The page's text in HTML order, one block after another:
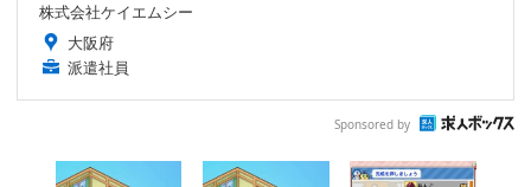
株式会社ケイエムシー
大阪府
派遣社員
Sponsored by